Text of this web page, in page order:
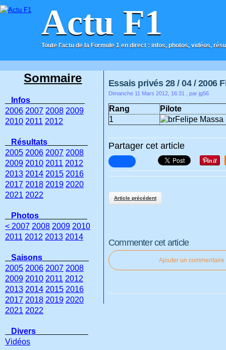
Actu F1
Toute l'actu de la Formule 1 en direct : infos, photos, vidéos,
ACCUEIL CONTACT
Essais privés 28 / 04 / 2006
Dimanche 11 Mars 2012, 16:31 , par jg56
Rang
Pilote
1
Felipe Massa
Partager cet article
Article précédent
Commenter cet article
Ajouter un commentaire
Sommaire
Infos
2006 2007 2008 2009
2010 2011 2012
Résultats
2005 2006 2007 2008
2009 2010 2011 2012
2013 2014 2015 2016
2017 2018 2019 2020
2021 2022
Photos
< 2007 2008 2009 2010
2011 2012 2013 2014
Saisons
2005 2006 2007 2008
2009 2010 2011 2012
2013 2014 2015 2016
2017 2018 2019 2020
2021 2022
Divers
Vidéos